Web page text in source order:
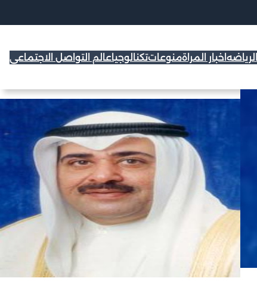
الرياضه اخبار المراةمنوعاتتكنالوجياعالم التواصل الاجتماعي